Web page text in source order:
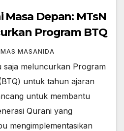
Masa Depan: MTsN
Program BTQ
MASANIDA
saja meluncurkan Program
untuk tahun ajaran
untuk membantu
Qurani yang
mengimplementasikan